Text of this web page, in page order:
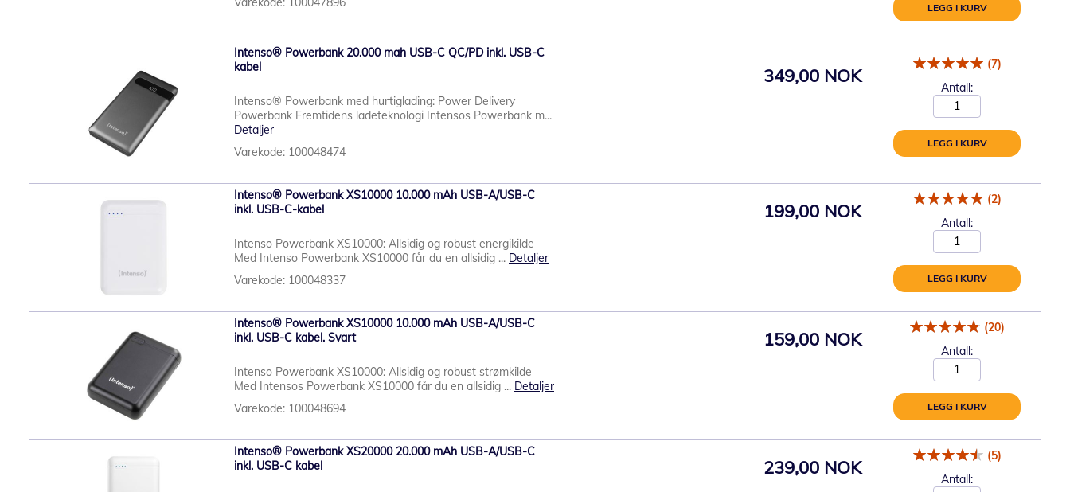
LEGG I KURV
Intenso® Powerbank 20.000 mah USB-C QC/PD inkl. USB-C
kabel
Intenso® Powerbank med hurtiglading: Power Delivery
Powerbank Fremtidens ladeteknologi Intensos Powerbank m...
Detaljer
Varekode: 100048474
349,00 NOK
(7)
Antall:
LEGG I KURV
Intenso® Powerbank XS10000 10.000 mAh USB-A/USB-C
inkl. USB-C-kabel
Intenso Powerbank XS10000: Allsidig og robust energikilde
Med Intenso Powerbank XS10000 får du en allsidig ... Detaljer
Varekode: 100048337
199,00 NOK
(2)
Antall:
LEGG I KURV
Intenso® Powerbank XS10000 10.000 mAh USB-A/USB-C
inkl. USB-C kabel. Svart
Intenso Powerbank XS10000: Allsidig og robust strømkilde
Med Intensos Powerbank XS10000 får du en allsidig ... Detaljer
Varekode: 100048694
159,00 NOK
(20)
Antall:
LEGG I KURV
Intenso® Powerbank XS20000 20.000 mAh USB-A/USB-C
inkl. USB-C kabel
239,00 NOK
(5)
Antall: